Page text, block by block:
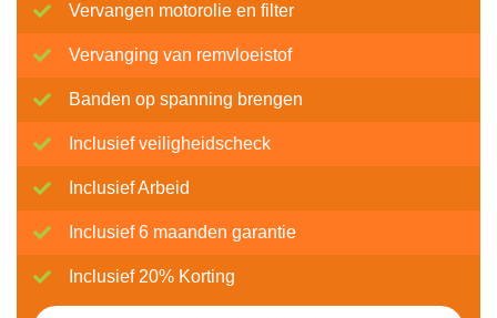
Vervangen motorolie en filter
Vervanging van remvloeistof
Banden op spanning brengen
Inclusief veiligheidscheck
Inclusief Arbeid
Inclusief 6 maanden garantie
Inclusief 20% Korting